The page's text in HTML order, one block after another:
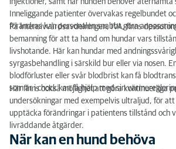
injektioner, samt när hunden behöver återhämta
Inneliggande patienter övervakas regelbundet
förändras kan personalen snabbt göra
På intensivvårdsavdelningen, IVA, finns
bemanning för att ta hand om hundar vars
livshotande. Här kan hundar med
syrgasbehandling i särskild bur eller via nosen.
blodförluster eller svår blodbrist kan få
som är i chock kan få hjälp med sin
Här finns också möjlighet att göra kontinuerliga
undersökningar med exempelvis ultraljud, för
upptäcka förändringar i patientens tillstånd och
livräddande åtgärder.
När kan en hund behöva